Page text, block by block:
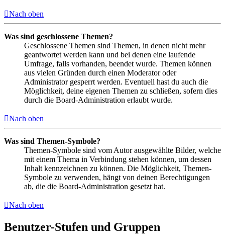
Nach oben
Was sind geschlossene Themen?
Geschlossene Themen sind Themen, in denen nicht mehr
geantwortet werden kann und bei denen eine laufende
Umfrage, falls vorhanden, beendet wurde. Themen können
aus vielen Gründen durch einen Moderator oder
Administrator gesperrt werden. Eventuell hast du auch die
Möglichkeit, deine eigenen Themen zu schließen, sofern dies
durch die Board-Administration erlaubt wurde.
Nach oben
Was sind Themen-Symbole?
Themen-Symbole sind vom Autor ausgewählte Bilder, welche
mit einem Thema in Verbindung stehen können, um dessen
Inhalt kennzeichnen zu können. Die Möglichkeit, Themen-
Symbole zu verwenden, hängt von deinen Berechtigungen
ab, die die Board-Administration gesetzt hat.
Nach oben
Benutzer-Stufen und Gruppen